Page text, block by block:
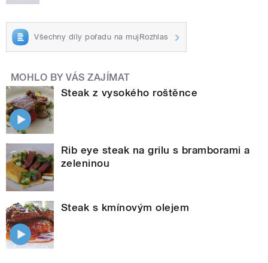
Všechny díly pořadu na mujRozhlas
MOHLO BY VÁS ZAJÍMAT
Steak z vysokého roštěnce
Rib eye steak na grilu s bramborami a
zeleninou
Steak s kmínovým olejem